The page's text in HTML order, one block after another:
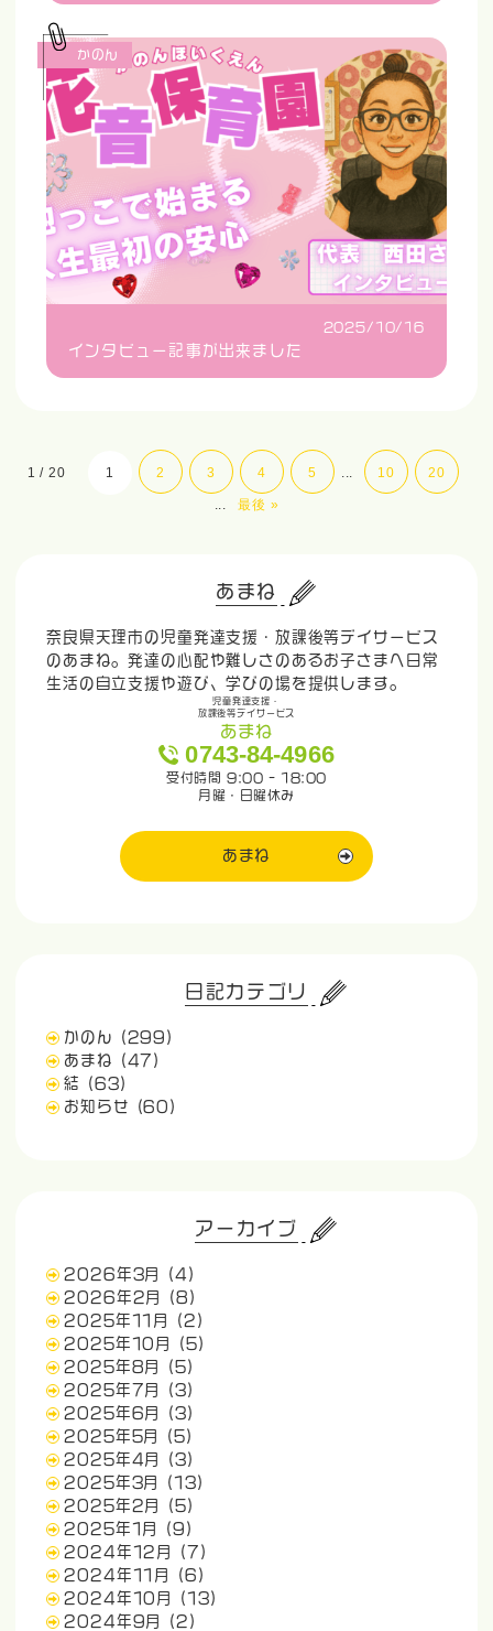
2025/10/16
インタビュー記事が出来ました
かのん
1 / 20 1 2 3 4 5 ... 10 20
... 最後 »
あまね
奈良県天理市の児童発達支援・放課後等デイサービス
のあまね。発達の心配や難しさのあるお子さまへ日常
生活の自立支援や遊び、学びの場を提供します。
児童発達支援・
放課後等デイサービス
あまね
0743-84-4966
受付時間 9:00 - 18:00
月曜・日曜休み
あまね
日記カテゴリ
かのん
(299)
あまね
(47)
結
(63)
お知らせ
(60)
アーカイブ
2026年3月
(4)
2026年2月
(8)
2025年11月
(2)
2025年10月
(5)
2025年8月
(5)
2025年7月
(3)
2025年6月
(3)
2025年5月
(5)
2025年4月
(3)
2025年3月
(13)
2025年2月
(5)
2025年1月
(9)
2024年12月
(7)
2024年11月
(6)
2024年10月
(13)
2024年9月
(2)